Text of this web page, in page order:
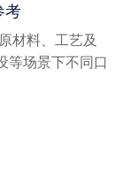
考
材料、工艺及
等场景下不同口